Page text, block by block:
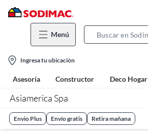
Menú
location-
icon
Ingresa tu ubicación
Asesoría Constructor Deco Hogar
Asiamerica Spa
Envio Plus Envío gratis Retira mañana